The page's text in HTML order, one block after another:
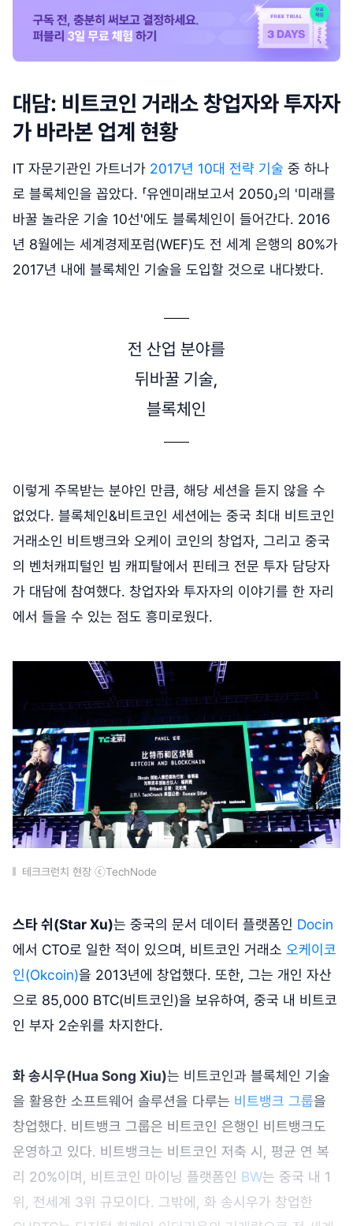
대담: 비트코인 거래소 창업자와 투자자
가 바라본 업계 현황
IT 자문기관인 가트너가 2017년 10대 전략 기술 중 하나
로 블록체인을 꼽았다. 「유엔미래보고서 2050」의 '미래를
바꿀 놀라운 기술 10선'에도 블록체인이 들어간다. 2016
년 8월에는 세계경제포럼(WEF)도 전 세계 은행의 80%가
2017년 내에 블록체인 기술을 도입할 것으로 내다봤다.
전 산업 분야를
뒤바꿀 기술,
블록체인
이렇게 주목받는 분야인 만큼, 해당 세션을 듣지 않을 수
없었다. 블록체인&비트코인 세션에는 중국 최대 비트코인
거래소인 비트뱅크와 오케이 코인의 창업자, 그리고 중국
의 벤처캐피털인 빔 캐피탈에서 핀테크 전문 투자 담당자
가 대담에 참여했다. 창업자와 투자자의 이야기를 한 자리
에서 들을 수 있는 점도 흥미로웠다.
테크크런치 현장 ⓒTechNode
스타 쉬(Star Xu)는 중국의 문서 데이터 플랫폼인 Docin
에서 CTO로 일한 적이 있으며, 비트코인 거래소 오케이코
인(Okcoin)을 2013년에 창업했다. 또한, 그는 개인 자산
으로 85,000 BTC(비트코인)을 보유하여, 중국 내 비트코
인 부자 2순위를 차지한다.
화 송시우(Hua Song Xiu)는 비트코인과 블록체인 기술
을 활용한 소프트웨어 솔루션을 다루는 비트뱅크 그룹을
창업했다. 비트뱅크 그룹은 비트코인 은행인 비트뱅크도
운영하고 있다. 비트뱅크는 비트코인 저축 시, 평균 연 복
리 20%이며, 비트코인 마이닝 플랫폼인 BW는 중국 내 1
위, 전세계 3위 규모이다. 그밖에, 화 송시우가 창업한